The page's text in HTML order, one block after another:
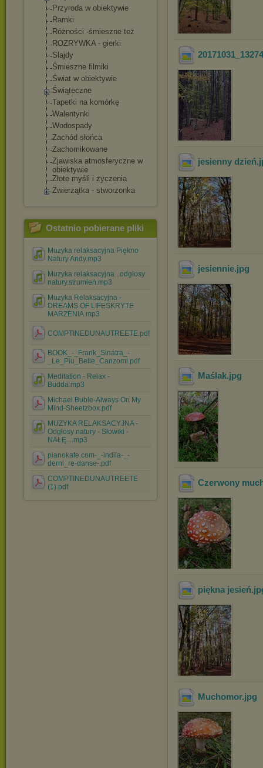
Przyroda w obiektywie
Ramki
Różności -śmieszne też
ROZRYWKA - gierki
Slajdy
Śmieszne filmiki
Świat w obiektywie
Świąteczne
Tapetki na komórkę
Walentynki
Wodospady
Zachód słońca
Zachomikowane
Zjawiska atmosferyczne w
obiektywie
Złote myśli i życzenia
Zwierzątka - stworzonka
Ostatnio pobierane pliki
Muzyka relaksacyjna Piękno
Natury Andy.mp3
Muzyka relaksacyjna ..odgłosy
natury.strumień.mp3
Muzyka Relaksacyjna -
DREAMS OF LIFESKRYTE
MARZENIA.mp3
COMPTINEDUNAUTREETE.pdf
BOOK_-_Frank_Sinatra_-
_Le_Piu_Belle_Canzomi.pdf
Meditation - Relax -
Budda.mp3
Michael Buble-Always On My
Mind-Sheetzbox.pdf
MUZYKA RELAKSACYJNA -
Odgłosy natury - Słowiki -
NAŁĘ....mp3
pianokafe.com-_-indila-_-
derni_re-danse-.pdf
COMPTINEDUNAUTREETE
(1).pdf
jesienny dzień
jesiennie.jpg
Maślak.jpg
Czerwony
piękna jesień
Muchomor.jpg